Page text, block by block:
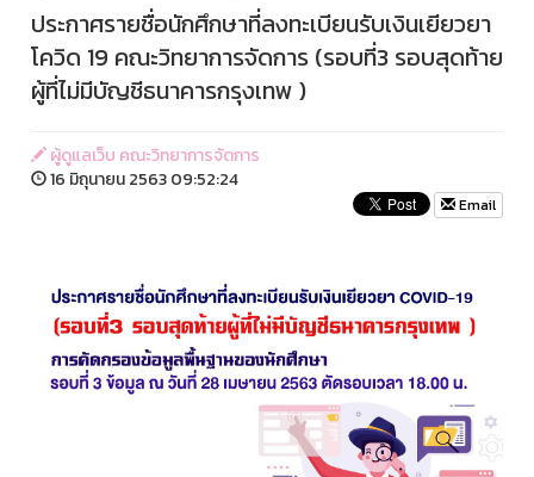
ประกาศรายชื่อนักศึกษาที่ลงทะเบียนรับเงินเยียวยา
โควิด 19 คณะวิทยาการจัดการ (รอบที่3 รอบสุดท้าย
ผู้ที่ไม่มีบัญชีธนาคารกรุงเทพ )
ผู้ดูแลเว็บ คณะวิทยาการจัดการ
16 มิถุนายน 2563 09:52:24
Email